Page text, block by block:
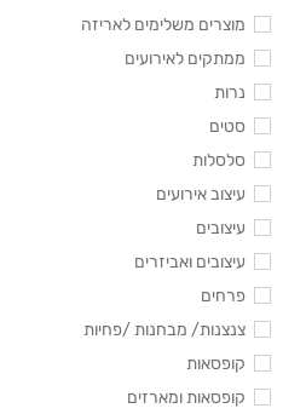
מוצרים משלימים לאריזה
ממתקים לאירועים
נרות
סטים
סלסלות
עיצוב אירועים
עיצובים
עיצובים ואביזרים
פרחים
צנצנות/ מבחנות /פחיות
קופסאות
קופסאות ומארזים